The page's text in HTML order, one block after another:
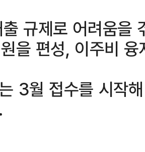
규제로 어려움을
을 편성, 이주비 융
3월 접수를 시작